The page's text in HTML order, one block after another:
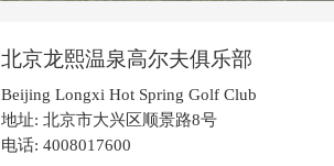
北京龙熙温泉高尔夫俱乐部
Beijing Longxi Hot Spring Golf Club
地址: 北京市大兴区顺景路8号
电话: 4008017600